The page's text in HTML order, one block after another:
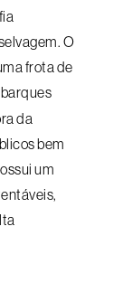
O
frota de
da
bem
um